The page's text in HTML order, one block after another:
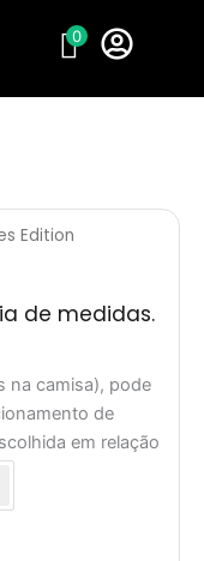
0
Edition
de medidas.
na camisa), pode
de
em relação